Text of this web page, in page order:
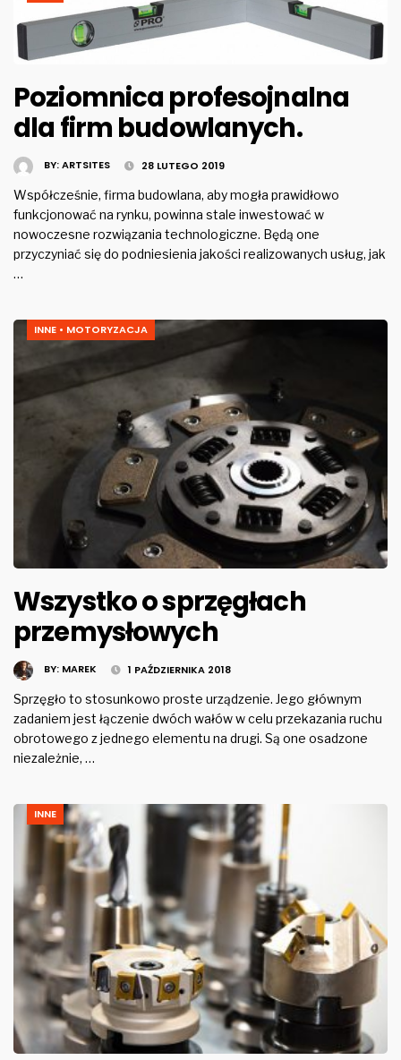
Poziomnica profesojnalna
dla firm budowlanych.
BY:ARTSITES 28 LUTEGO 2019
Współcześnie, firma budowlana, aby mogła prawidłowo
funkcjonować na rynku, powinna stale inwestować w
nowoczesne rozwiązania technologiczne. Będą one
przyczyniać się do podniesienia jakości realizowanych usług, jak
…
INNE • MOTORYZACJA
Wszystko o sprzęgłach
przemysłowych
BY: MAREK 1 PAŹDZIERNIKA 2018
Sprzęgło to stosunkowo proste urządzenie. Jego głównym
zadaniem jest łączenie dwóch wałów w celu przekazania ruchu
obrotowego z jednego elementu na drugi. Są one osadzone
niezależnie, …
INNE